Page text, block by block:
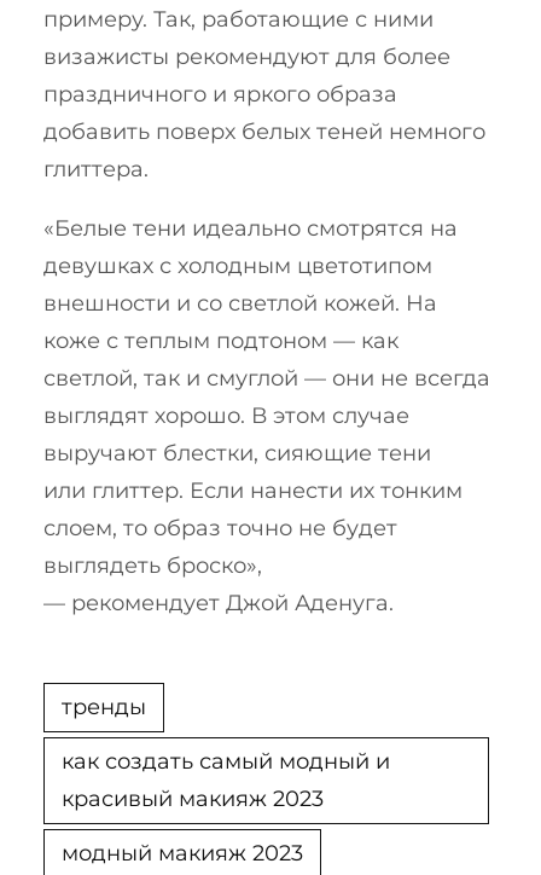
примеру. Так, работающие с ними
визажисты рекомендуют для более
праздничного и яркого образа
добавить поверх белых теней немного
глиттера.
«Белые тени идеально смотрятся на
девушках с холодным цветотипом
внешности и со светлой кожей. На
коже с теплым подтоном — как
светлой, так и смуглой — они не всегда
выглядят хорошо. В этом случае
выручают блестки, сияющие тени
или глиттер. Если нанести их тонким
слоем, то образ точно не будет
выглядеть броско»,
— рекомендует Джой Аденуга.
тренды
как создать самый модный и
красивый макияж 2023
модный макияж 2023